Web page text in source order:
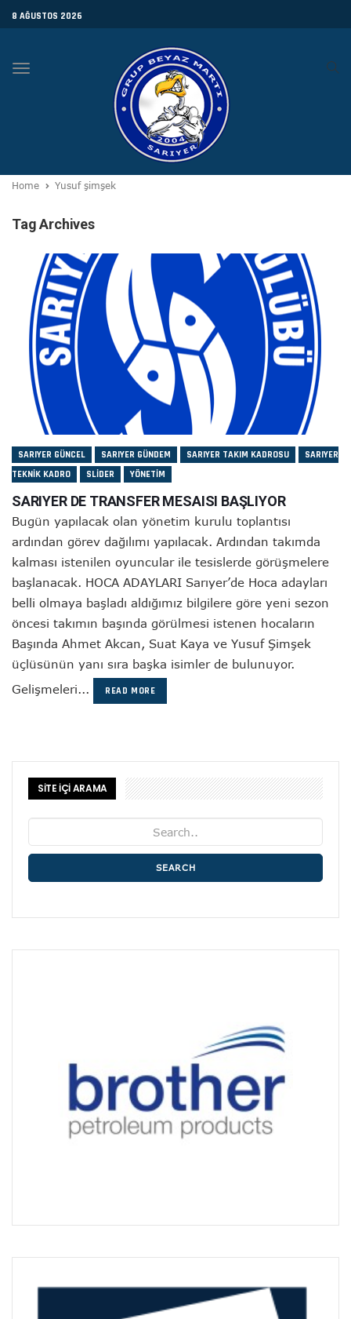
8 AĞUSTOS 2026
Toggle
Home Yusuf şimşek
Tag Archives
SARIYER GÜNCEL SARIYER GÜNDEM SARIYER TAKIM KADROSU
SARIYER
TEKNIK KADRO
SLIDER YÖNETIM
SARIYER DE TRANSFER MESAISI BAŞLIYOR
Bugün yapılacak olan yönetim kurulu toplantısı
ardından görev dağılımı yapılacak. Ardından takımda
kalması istenilen oyuncular ile tesislerde görüşmelere
başlanacak. HOCA ADAYLARI Sarıyer’de Hoca adayları
belli olmaya başladı aldığımız bilgilere göre yeni sezon
öncesi takımın başında görülmesi istenen hocaların
Başında Ahmet Akcan, Suat Kaya ve Yusuf Şimşek
üçlüsünün yanı sıra başka isimler de bulunuyor.
Gelişmeleri...
READ MORE
SİTE İÇİ ARAMA
SEARCH